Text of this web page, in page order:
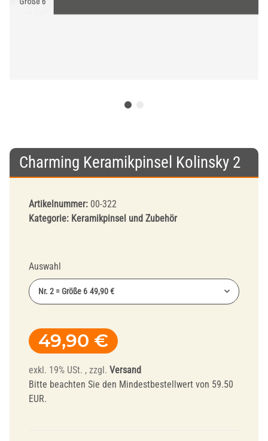
Charming Keramikpinsel Kolinsky 2
Artikelnummer: 00-322
Kategorie: Keramikpinsel und Zubehör
Auswahl
Nr. 2 = Größe 6 49,90 €
49,90 €
exkl. 19% USt. , zzgl. Versand
Bitte beachten Sie den Mindestbestellwert von 59.50
EUR.